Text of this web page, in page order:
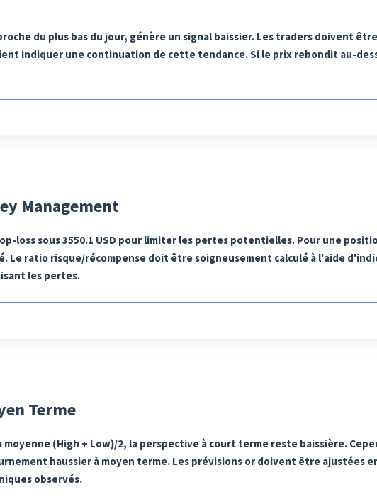
du plus bas du jour, génère un signal baissier. Les traders doivent
indiquer une continuation de cette tendance. Si le prix rebondit au-
Management
loss sous 3550.1 USD pour limiter les pertes potentielles. Pour une
Le ratio risque/récompense doit être soigneusement calculé à l'aide
les pertes.
Terme
moyenne (High + Low)/2, la perspective à court terme reste baissière.
haussier à moyen terme. Les prévisions or doivent être ajustées
observés.